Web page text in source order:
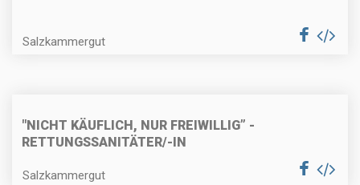
Salzkammergut
"NICHT KÄUFLICH, NUR FREIWILLIG” -
RETTUNGSSANITÄTER/-IN
Salzkammergut